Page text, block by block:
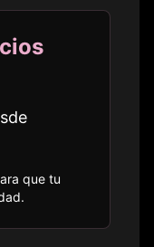
que tu
.